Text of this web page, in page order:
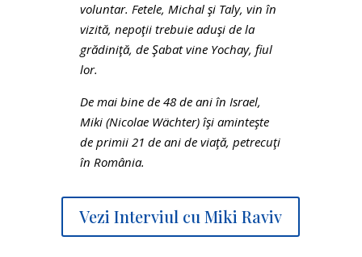
voluntar. Fetele, Michal şi Taly, vin în
vizită, nepoţii trebuie aduşi de la
grădiniţă, de Şabat vine Yochay, fiul
lor.
De mai bine de 48 de ani în Israel,
Miki (Nicolae Wächter) îşi aminteşte
de primii 21 de ani de viaţă, petrecuţi
în România.
Vezi Interviul cu Miki Raviv